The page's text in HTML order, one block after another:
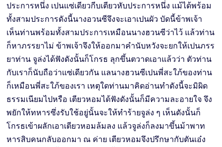
ประการหนึ่ง เปนแซ่เดียวกีบเตียวหับประการหนึ่ง แม้ได้พร้อม
ทั้งสามประการดังนี้นางอวนซีจึงจะเอาเปนผัว บัดนี้ข้าพเจ้า
เห็นท่านพร้อมทั้งสามประการเหมือนนางฮวนซีว่าไว้ แล้วท่าน
ก็หาภรรยาไม่ ข้าพเจ้าจึงให้ออกมาคำนับหวังจะยกให้เปนภรร
ยาท่าน จูล่งได้ฟังดังนั้นก็โกรธ ลุกขึ้นตวาดเอาแล้วว่า ตัวท่าน
กับเราก็นับถือว่าแซ่เดียวกัน แลนางฮวนซีเปนพี่สะใภ้ของท่าน
ก็เหมือนพี่สะใภ้ของเรา เหตุใดท่านมาคิดอ่านทำดังนี้จะมิผิด
ธรรมเนียมไปหรือ เตียวหอมได้ฟังดังนั้นก็มีความละอายใจ จึง
พยักให้ทหารซึ่งรับใช้อยู่นั้นจะให้ทำร้ายจูล่ง ๆ เห็นดังนั้นก็
โกรธเข้าผลักเอาเตียวหอมล้มลง แล้วจูล่งก็ลงมาขึ้นม้าพาท
หารสิบคนกลับออกมา ณ ค่าย เตียวหอมจึงปรึกษากับตันเอ๋ง